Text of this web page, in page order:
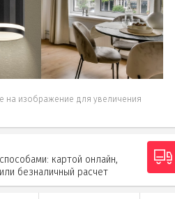
на изображение для увеличения
картой онлайн,
безналичный расчет